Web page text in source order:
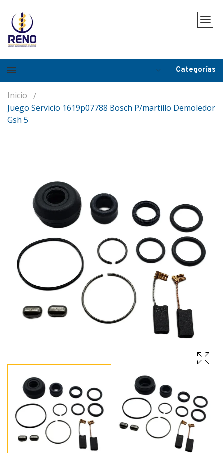
Categorías
Inicio
Juego Servicio 1619p07788 Bosch P/martillo Demoledor
Gsh 5